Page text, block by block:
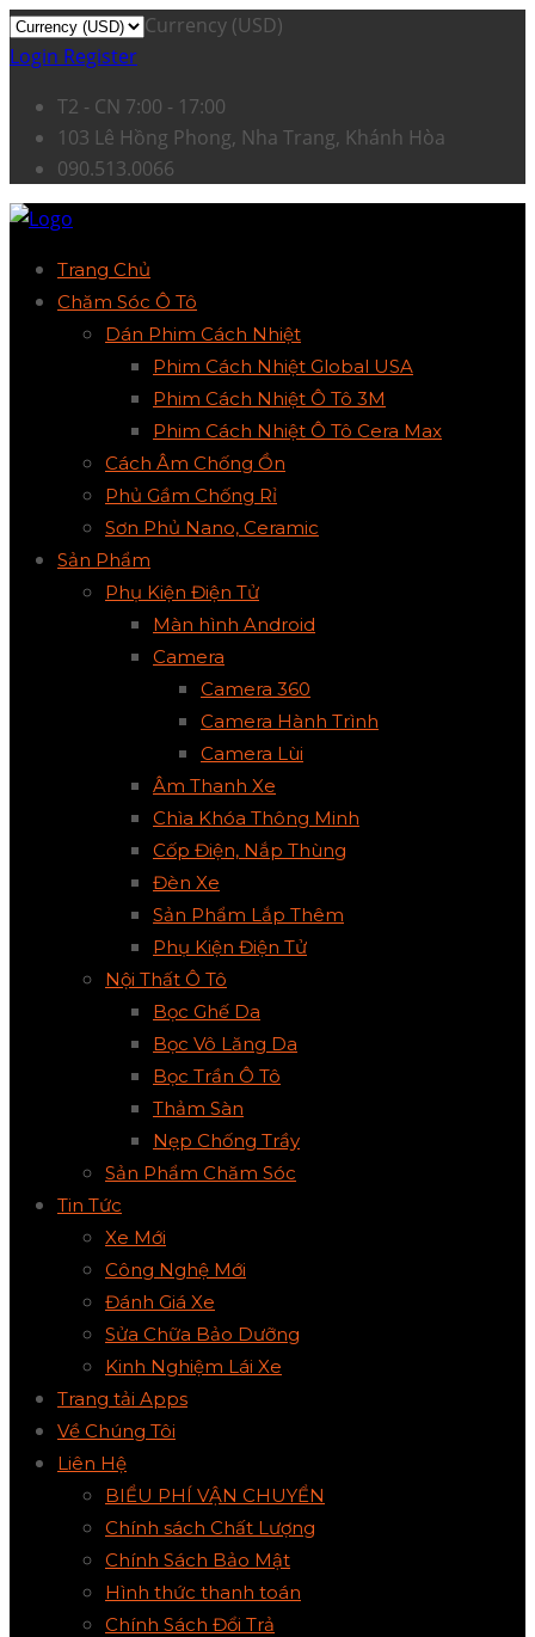
Currency (USD)
Login Register
T2 - CN 7:00 - 17:00
103 Lê Hồng Phong, Nha Trang, Khánh Hòa
090.513.0066
Trang Chủ
Chăm Sóc Ô Tô
Dán Phim Cách Nhiệt
Phim Cách Nhiệt Global USA
Phim Cách Nhiệt Ô Tô 3M
Phim Cách Nhiệt Ô Tô Cera Max
Cách Âm Chống Ồn
Phủ Gầm Chống Rỉ
Sơn Phủ Nano, Ceramic
Sản Phẩm
Phụ Kiện Điện Tử
Màn hình Android
Camera
Camera 360
Camera Hành Trình
Camera Lùi
Âm Thanh Xe
Chìa Khóa Thông Minh
Cốp Điện, Nắp Thùng
Đèn Xe
Sản Phẩm Lắp Thêm
Phụ Kiện Điện Tử
Nội Thất Ô Tô
Bọc Ghế Da
Bọc Vô Lăng Da
Bọc Trần Ô Tô
Thảm Sàn
Nẹp Chống Trầy
Sản Phẩm Chăm Sóc
Tin Tức
Xe Mới
Công Nghệ Mới
Đánh Giá Xe
Sửa Chữa Bảo Dưỡng
Kinh Nghiệm Lái Xe
Trang tải Apps
Về Chúng Tôi
Liên Hệ
BIỂU PHÍ VẬN CHUYỂN
Chính sách Chất Lượng
Chính Sách Bảo Mật
Hình thức thanh toán
Chính Sách Đổi Trả